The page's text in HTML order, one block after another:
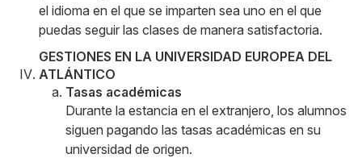
el idioma en el que se imparten sea uno en el que
puedas seguir las clases de manera satisfactoria.
GESTIONES EN LA UNIVERSIDAD EUROPEA DEL
ATLÁNTICO
Tasas académicas
Durante la estancia en el extranjero, los alumnos
siguen pagando las tasas académicas en su
universidad de origen.